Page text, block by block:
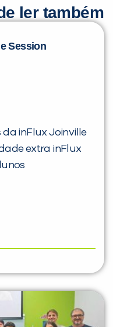
ler também
Session
da inFlux Joinville
extra inFlux